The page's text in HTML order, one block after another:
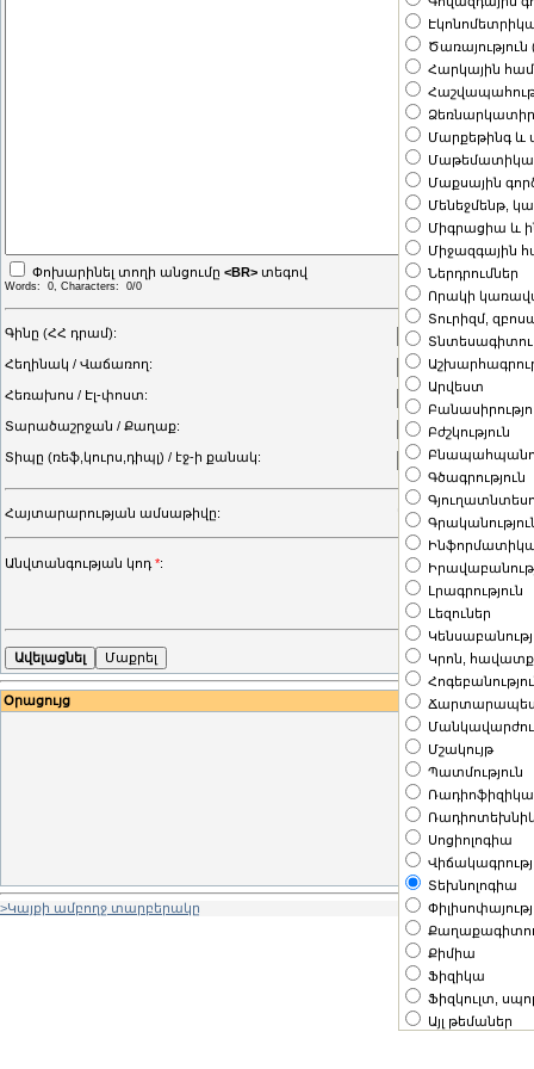
Ծառայություն
Հարկային
Մարքեթինգ և
Մաթեմատիկա
Մաքսային
Մենեջմենթ,
Միգրացիա և
Միջազգային
Ներդրումներ
Որակի
Տուրիզմ,
Արվեստ
Բժշկություն
Գծագրություն
Լրագրություն
Լեզուներ
Կրոն, հավատք
Մշակույթ
Պատմություն
Ռադիոֆիզիկա
Սոցիոլոգիա
Տեխնոլոգիա
Քիմիա
Ֆիզիկա
Ֆիզկուլտ,
Այլ թեմաներ
Փոխարինել տողի անցումը <BR> տեգով
Words: 0 , Characters: 0/0
Գինը (ՀՀ դրամ):
Հեղինակ / Վաճառող:
Հեռախոս / Էլ-փոստ:
Տարածաշրջան / Քաղաք:
Տիպը (ռեֆ,կուրս,դիպլ) / էջ-ի քանակ:
Հայտարարության ամսաթիվը: Կիրակի, 09 Օգս 26,
Անվտանգության կոդ *:
Օրացույց
«
Երկշ
Երքշ
3
4
10
11
24
31
>Կայքի ամբողջ տարբերակը